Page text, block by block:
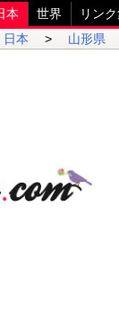
本 世界 リン
日本 > 山形県